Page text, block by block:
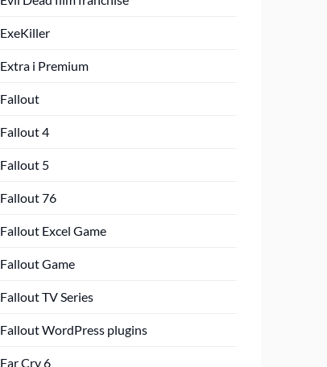
ExeKiller
Extra i Premium
Fallout
Fallout 4
Fallout 5
Fallout 76
Fallout Excel Game
Fallout Game
Fallout TV Series
Fallout WordPress plugins
Far Cry 6